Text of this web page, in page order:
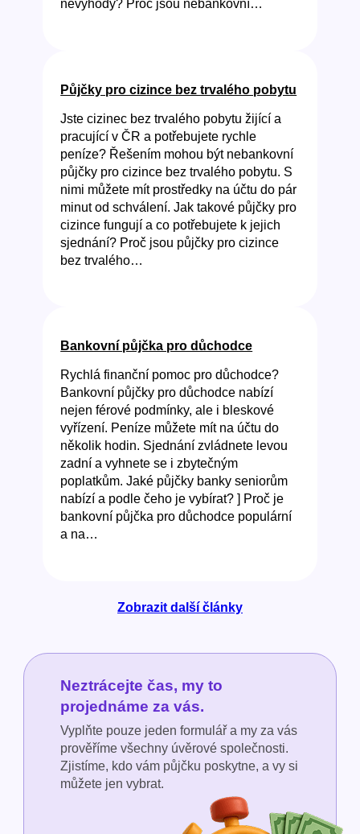
nevýhody? Proč jsou nebankovní…
Půjčky pro cizince bez trvalého pobytu
Jste cizinec bez trvalého pobytu žijící a
pracující v ČR a potřebujete rychle
peníze? Řešením mohou být nebankovní
půjčky pro cizince bez trvalého pobytu. S
nimi můžete mít prostředky na účtu do pár
minut od schválení. Jak takové půjčky pro
cizince fungují a co potřebujete k jejich
sjednání? Proč jsou půjčky pro cizince
bez trvalého…
Bankovní půjčka pro důchodce
Rychlá finanční pomoc pro důchodce?
Bankovní půjčky pro důchodce nabízí
nejen férové podmínky, ale i bleskové
vyřízení. Peníze můžete mít na účtu do
několik hodin. Sjednání zvládnete levou
zadní a vyhnete se i zbytečným
poplatkům. Jaké půjčky banky seniorům
nabízí a podle čeho je vybírat? ] Proč je
bankovní půjčka pro důchodce populární
a na…
Zobrazit další články
Neztrácejte čas, my to
projednáme za vás.
Vyplňte pouze jeden formulář a my za vás
prověříme všechny úvěrové společnosti.
Zjistíme, kdo vám půjčku poskytne, a vy si
můžete jen vybrat.